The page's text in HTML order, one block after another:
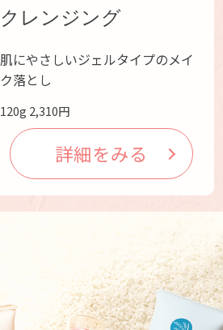
クレンジング
肌にやさしいジェルタイプのメイ
ク落とし
120g 2,310円
詳細をみる